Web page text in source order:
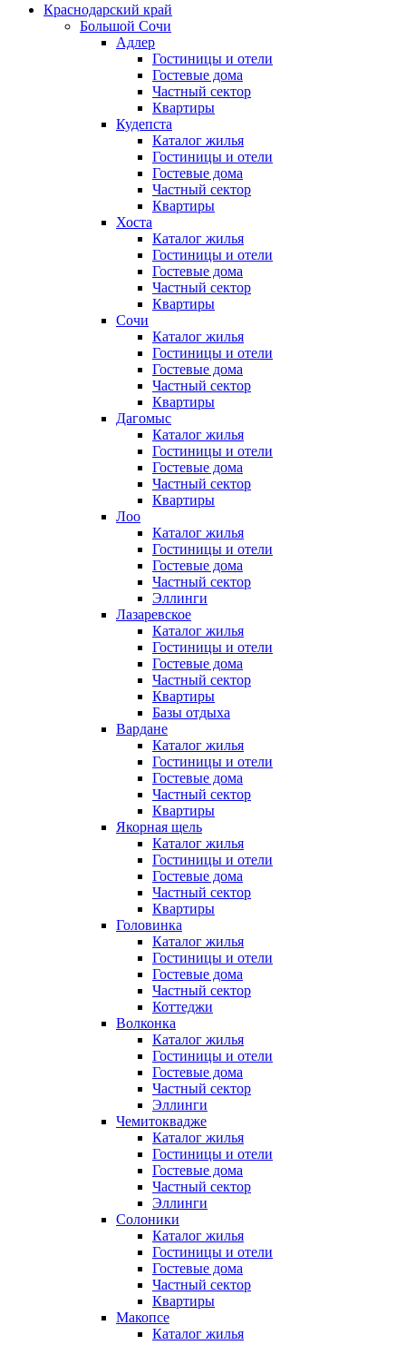
Краснодарский край
Большой Сочи
Адлер
Гостиницы и отели
Гостевые дома
Частный сектор
Квартиры
Кудепста
Каталог жилья
Гостиницы и отели
Гостевые дома
Частный сектор
Квартиры
Хоста
Каталог жилья
Гостиницы и отели
Гостевые дома
Частный сектор
Квартиры
Сочи
Каталог жилья
Гостиницы и отели
Гостевые дома
Частный сектор
Квартиры
Дагомыс
Каталог жилья
Гостиницы и отели
Гостевые дома
Частный сектор
Квартиры
Лоо
Каталог жилья
Гостиницы и отели
Гостевые дома
Частный сектор
Эллинги
Лазаревское
Каталог жилья
Гостиницы и отели
Гостевые дома
Частный сектор
Квартиры
Базы отдыха
Вардане
Каталог жилья
Гостиницы и отели
Гостевые дома
Частный сектор
Квартиры
Якорная щель
Каталог жилья
Гостиницы и отели
Гостевые дома
Частный сектор
Квартиры
Головинка
Каталог жилья
Гостиницы и отели
Гостевые дома
Частный сектор
Коттеджи
Волконка
Каталог жилья
Гостиницы и отели
Гостевые дома
Частный сектор
Эллинги
Чемитоквадже
Каталог жилья
Гостиницы и отели
Гостевые дома
Частный сектор
Эллинги
Солоники
Каталог жилья
Гостиницы и отели
Гостевые дома
Частный сектор
Квартиры
Макопсе
Каталог жилья